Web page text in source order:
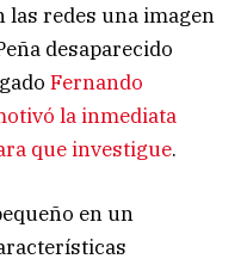
las redes una imagen
desaparecido
Fernando
la inmediata
que investigue.
en un